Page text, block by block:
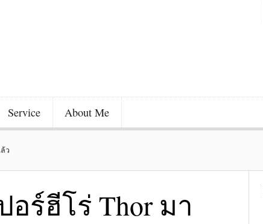
Service About Me
ว
ร์ฮีโร่ Thor มา